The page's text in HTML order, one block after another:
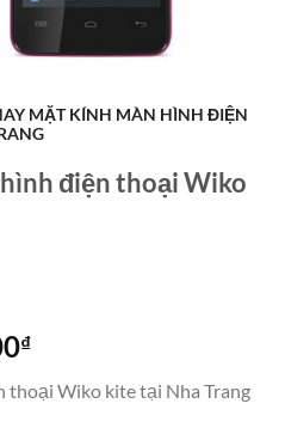
MẶT KÍNH MÀN HÌNH ĐIỆN
điện thoại Wiko
₫Khoảng
từ
thoại Wiko kite tại Nha Trang